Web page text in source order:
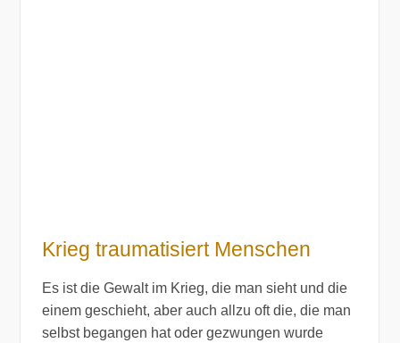
Krieg traumatisiert Menschen
Es ist die Gewalt im Krieg, die man sieht und die
einem geschieht, aber auch allzu oft die, die man
selbst begangen hat oder gezwungen wurde